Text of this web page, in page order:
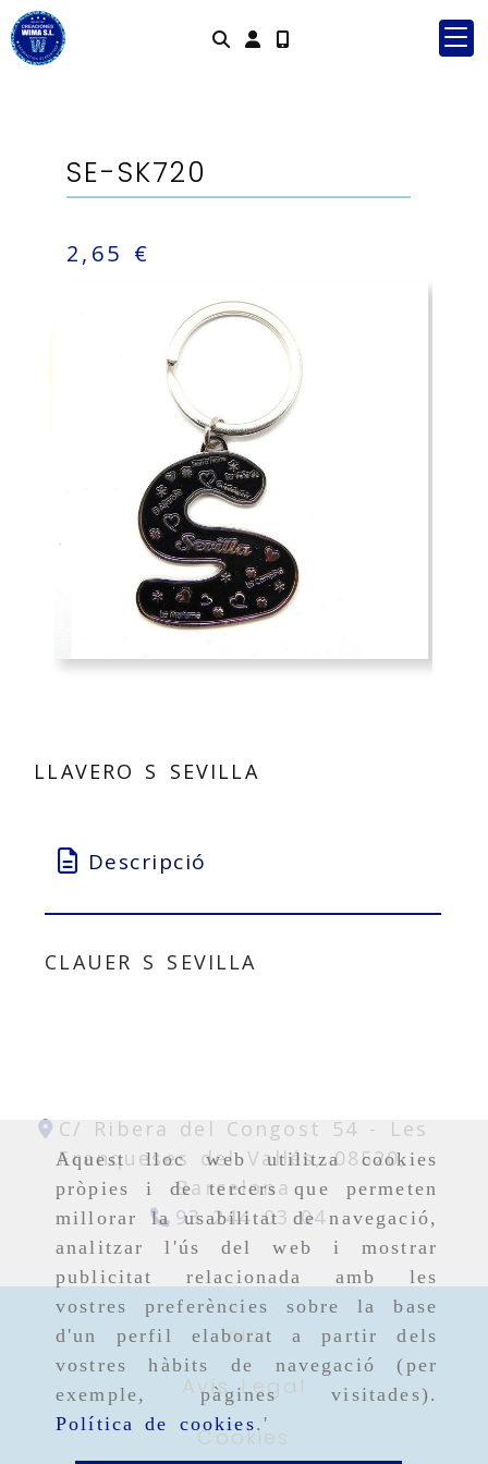
Aquest lloc web utilitza cookies
pròpies i de tercers que permeten
millorar la usabilitat de navegació,
analitzar l'ús del web i mostrar
publicitat relacionada amb les
vostres preferències sobre la base
d'un perfil elaborat a partir dels
vostres hàbits de navegació (per
exemple, pàgines visitades).
Política de cookies.'
Identifícat
SE-SK720
2,65 €
LLAVERO S SEVILLA
Descripció
CLAUER S SEVILLA
C/ Ribera del Congost 54 -
Les
Franqueses del Vallés,08520,
Barcelona
93 244 03 04
Inici
Avís Legal
Cookies